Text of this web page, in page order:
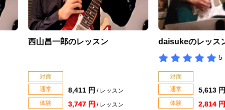
西山昌一郎のレッスン
対面
通常
8,411 円 / レッスン
体験
3,747 円 / レッスン
daisukeのレッス
5
対面
通常
5,613 円
体験
2,814 円